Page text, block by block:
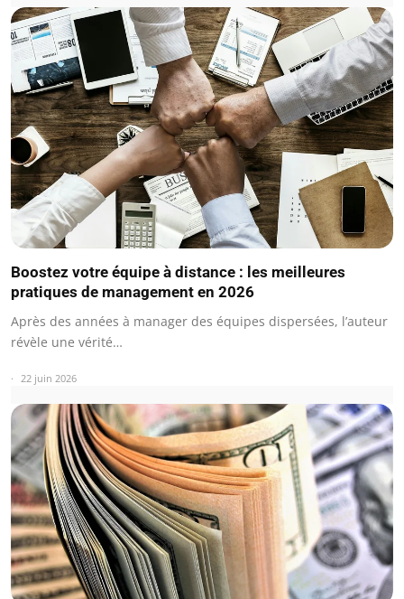
Boostez votre équipe à distance : les meilleures
pratiques de management en 2026
Après des années à manager des équipes dispersées, l’auteur
révèle une vérité…
22 juin 2026